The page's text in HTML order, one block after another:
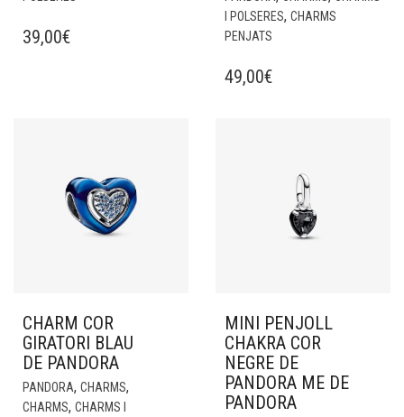
39,00€
I POLSERES, CHARMS
PENJATS
49,00€
CHARM COR
GIRATORI BLAU
DE PANDORA
PANDORA, CHARMS,
CHARMS, CHARMS I
MINI PENJOLL
CHAKRA COR
NEGRE DE
PANDORA ME DE
PANDORA